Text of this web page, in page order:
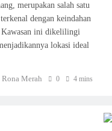
merupakan salah satu
dengan keindahan
Kawasan ini dikelilingi
lokasi ideal
Rona Merah 0 4 mins